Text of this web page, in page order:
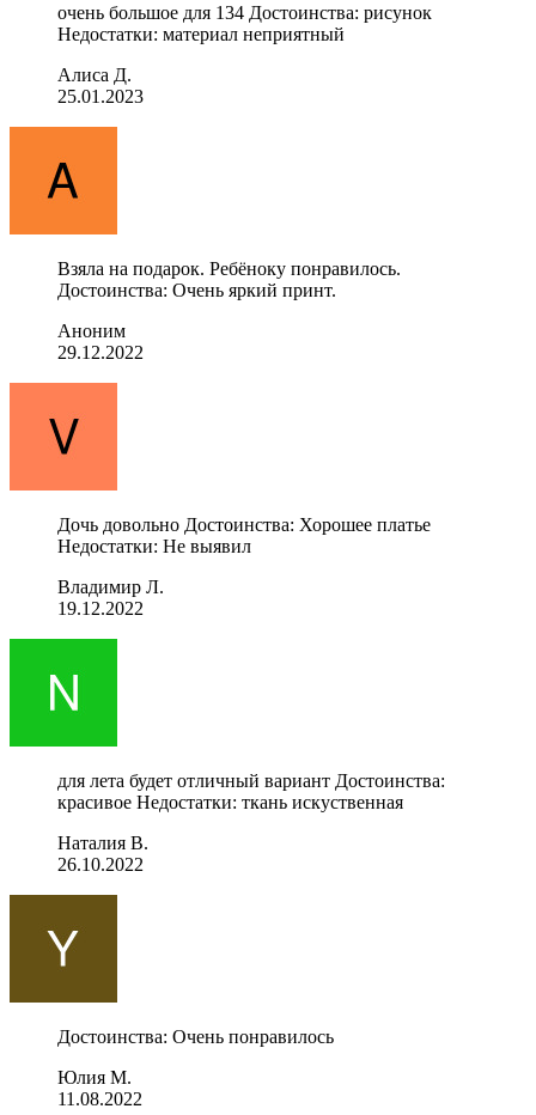
очень большое для 134 Достоинства: рисунок
Недостатки: материал неприятный
Алиса Д.
25.01.2023
Взяла на подарок. Ребёноку понравилось.
Достоинства: Очень яркий принт.
Аноним
29.12.2022
Дочь довольно Достоинства: Хорошее платье
Недостатки: Не выявил
Владимир Л.
19.12.2022
для лета будет отличный вариант Достоинства:
красивое Недостатки: ткань искуственная
Наталия В.
26.10.2022
Достоинства: Очень понравилось
Юлия М.
11.08.2022